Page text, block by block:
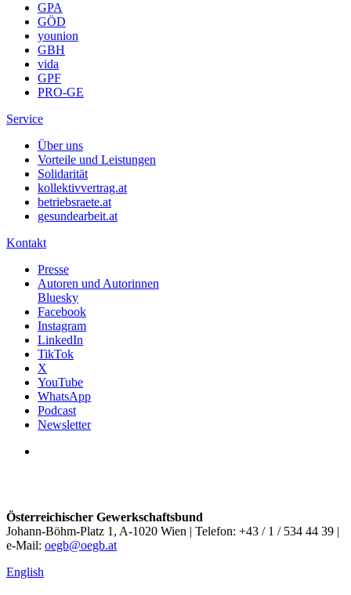
GPA
GÖD
younion
GBH
vida
GPF
PRO-GE
Service
Über uns
Vorteile und Leistungen
Solidarität
kollektivvertrag.at
betriebsraete.at
gesundearbeit.at
Kontakt
Presse
Autoren und Autorinnen
Bluesky
Facebook
Instagram
LinkedIn
TikTok
X
YouTube
WhatsApp
Podcast
Newsletter
Österreichischer Gewerkschaftsbund
Johann-Böhm-Platz 1, A-1020 Wien | Telefon: +43 / 1 / 534 44 39 |
e-Mail: oegb@oegb.at
English